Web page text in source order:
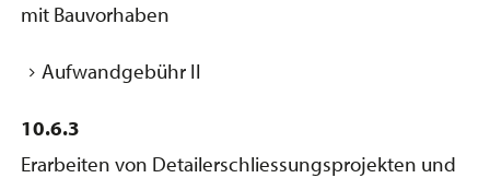
mit Bauvorhaben
Aufwandgebühr II
10.6.3
Erarbeiten von Detailerschliessungsprojekten und